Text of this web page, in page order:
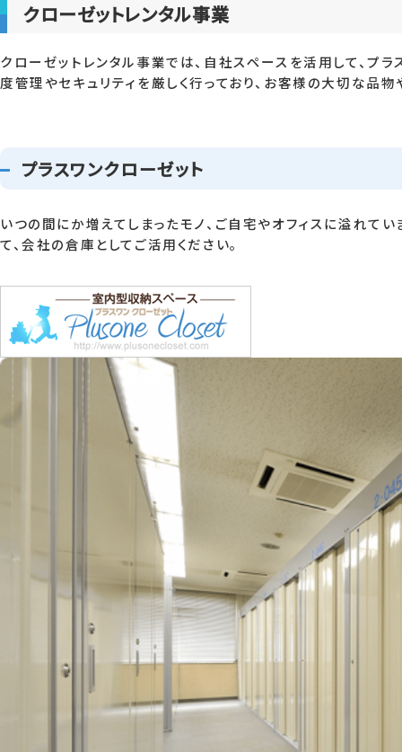
クローゼットレンタル事業
クローゼットレンタル事業では、自社スペースを活用して、プ
度管理やセキュリティを厳しく行っており、お客様の大切な品物
プラスワンクローゼット
いつの間にか増えてしまったモノ、ご自宅やオフィスに溢れて
て、会社の倉庫としてご活用ください。